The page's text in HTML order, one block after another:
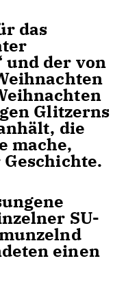
das
und der von
Glitzerns
die
mache,
SU-
einen